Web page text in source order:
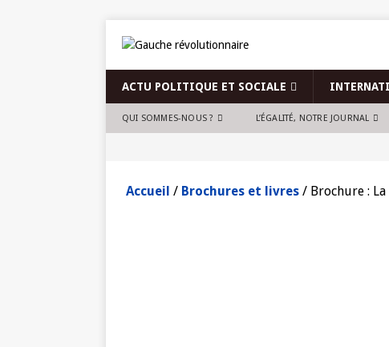
ACTU POLITIQUE ET SOCIALE
QUI SOMMES-NOUS ? L’ÉGALITÉ, NOTRE JOURNAL
Accueil / Brochures et livres / Brochure :